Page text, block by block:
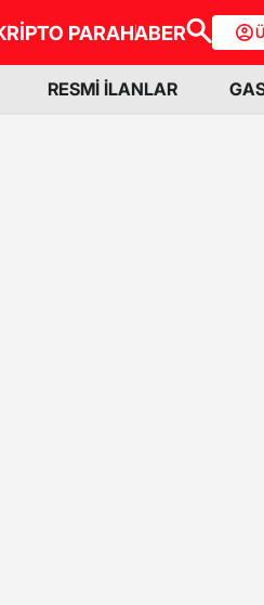
PARAHABER
RESMİ İLANLAR